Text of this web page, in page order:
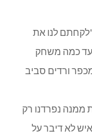
"לקחתם לנו את
עד כמה משחק
ורדים סביב
ממנה נפרדנו רק
לא דיבר על